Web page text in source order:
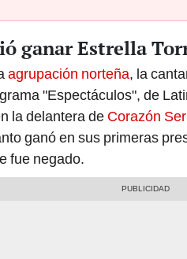
ganar Estrella
agrupación norteña, la
"Espectáculos", de
la delantera de Corazón
ganó en sus primeras
fue negado.